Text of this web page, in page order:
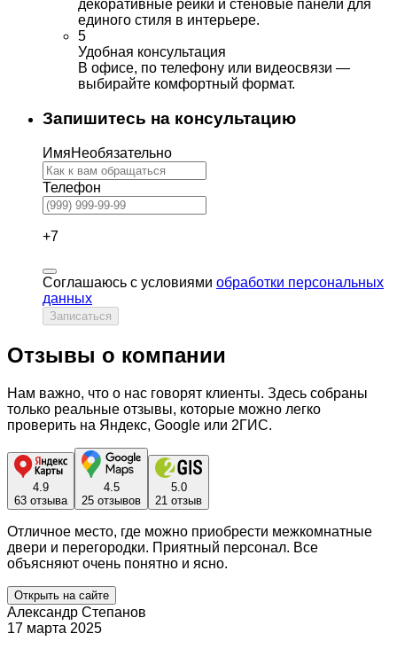
декоративные рейки и стеновые панели для
единого стиля в интерьере.
5
Удобная консультация
В офисе, по телефону или видеосвязи —
выбирайте комфортный формат.
Запишитесь на консультацию
ИмяНеобязательно
Телефон
+7
Соглашаюсь с условиями обработки персональных
данных
Записаться
Отзывы о компании
Нам важно, что о нас говорят клиенты. Здесь собраны
только реальные отзывы, которые можно легко
проверить на Яндекс, Google или 2ГИС.
4.9
63 отзыва
4.5
25 отзывов
5.0
21 отзыв
Отличное место, где можно приобрести межкомнатные
двери и перегородки. Приятный персонал. Все
объясняют очень понятно и ясно.
Открыть на сайте
Александр Степанов
17 марта 2025